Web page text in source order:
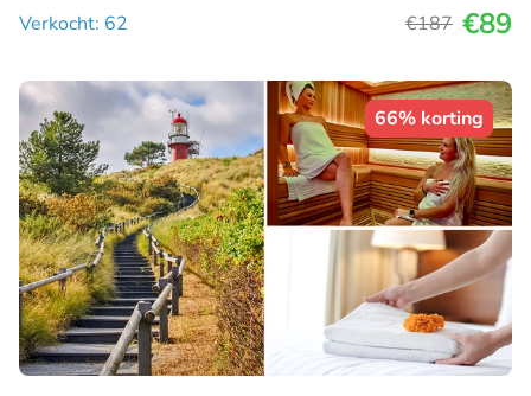
Verkocht: 62
€187 €89
66% korting